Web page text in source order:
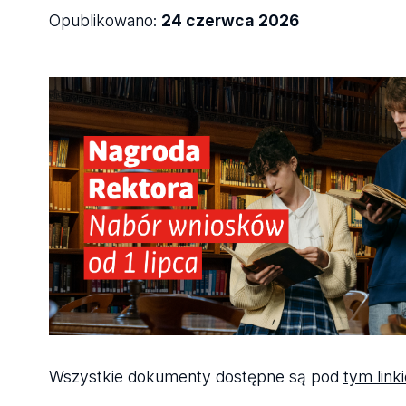
Opublikowano: 24 czerwca 2026
Wszystkie dokumenty dostępne są pod tym